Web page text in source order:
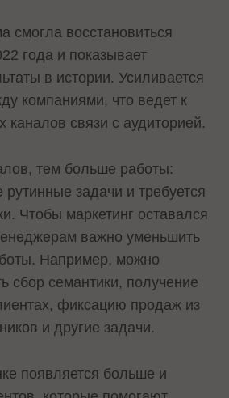
смогла восстановиться
года и показывает
в истории. Усиливается
компаниями, что ведет к
каналов связи с аудиторией.
тем больше работы:
задачи и требуется
Чтобы маркетинг оставался
важно уменьшить
Например, можно
сбор семантики, получение
фиксацию продаж из
и другие задачи.
появляется больше и